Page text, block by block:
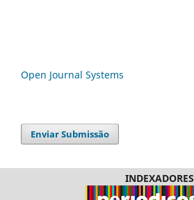
Open Journal Systems
Enviar Submissão
INDEXADORES